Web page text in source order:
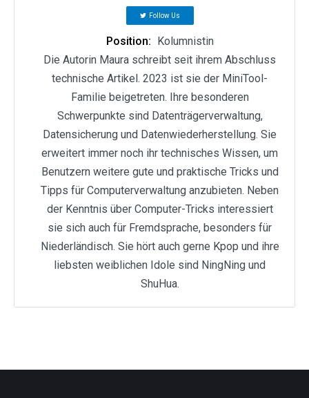
Follow Us
Position: Kolumnistin
Die Autorin Maura schreibt seit ihrem Abschluss
technische Artikel. 2023 ist sie der MiniTool-
Familie beigetreten. Ihre besonderen
Schwerpunkte sind Datenträgerverwaltung,
Datensicherung und Datenwiederherstellung. Sie
erweitert immer noch ihr technisches Wissen, um
Benutzern weitere gute und praktische Tricks und
Tipps für Computerverwaltung anzubieten. Neben
der Kenntnis über Computer-Tricks interessiert
sie sich auch für Fremdsprache, besonders für
Niederländisch. Sie hört auch gerne Kpop und ihre
liebsten weiblichen Idole sind NingNing und
ShuHua.